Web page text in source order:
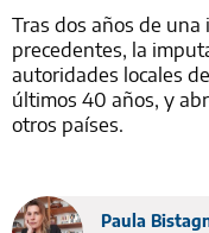
Tras dos años de
precedentes, la
autoridades locales
últimos 40 años, y
otros países.
Paula